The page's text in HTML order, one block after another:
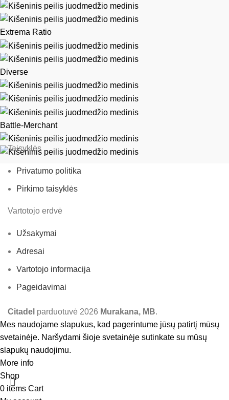
Extrema Ratio
Diverse
Battle-Merchant
Taisyklės
Privatumo politika
Pirkimo taisyklės
Vartotojo erdvė
Užsakymai
Adresai
Vartotojo informacija
Pageidavimai
Citadel parduotuvė 2026 Murakana, MB.
Mes naudojame slapukus, kad pagerintume jūsų patirtį mūsų
svetainėje. Naršydami šioje svetainėje sutinkate su mūsų
slapukų naudojimu.
More info
Shop
0 items Cart